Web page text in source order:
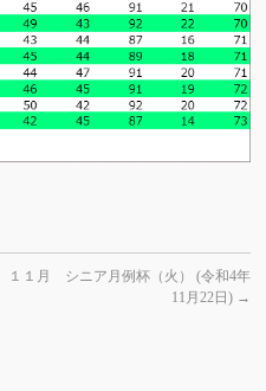
１１月 シニア月例杯（火） (令和4年
11月22日) →